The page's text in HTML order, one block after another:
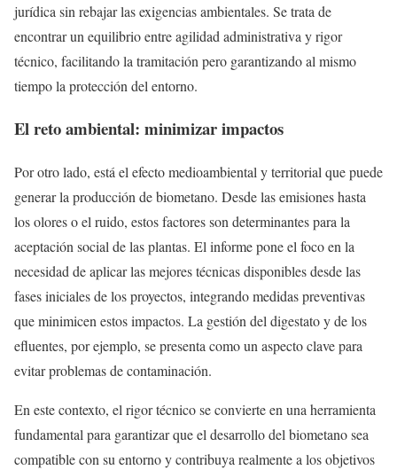
jurídica sin rebajar las exigencias ambientales. Se trata de
encontrar un equilibrio entre agilidad administrativa y rigor
técnico, facilitando la tramitación pero garantizando al mismo
tiempo la protección del entorno.
El reto ambiental: minimizar impactos
Por otro lado, está el efecto medioambiental y territorial que puede
generar la producción de biometano. Desde las emisiones hasta
los olores o el ruido, estos factores son determinantes para la
aceptación social de las plantas. El informe pone el foco en la
necesidad de aplicar las mejores técnicas disponibles desde las
fases iniciales de los proyectos, integrando medidas preventivas
que minimicen estos impactos. La gestión del digestato y de los
efluentes, por ejemplo, se presenta como un aspecto clave para
evitar problemas de contaminación.
En este contexto, el rigor técnico se convierte en una herramienta
fundamental para garantizar que el desarrollo del biometano sea
compatible con su entorno y contribuya realmente a los objetivos